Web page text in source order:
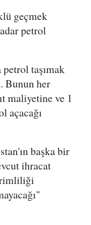
geçmek
petrol
taşımak
Bunun her
maliyetine ve 1
açacağı
başka bir
ihracat